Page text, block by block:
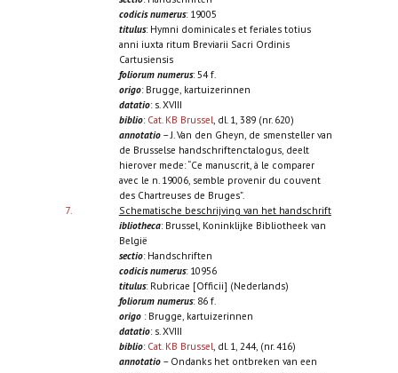
codicis numerus: 19005
titulus: Hymni dominicales et feriales totius
anni iuxta ritum Breviarii Sacri Ordinis
Cartusiensis
foliorum numerus: 54 f.
origo: Brugge, kartuizerinnen
datatio: s. XVIII
biblio: Cat. KB Brussel, dl. 1, 389 (nr. 620)
annotatio– J. Van den Gheyn, de smensteller van
de Brusselse handschriftenctalogus, deelt
hierover mede: “Ce manuscrit, à le comparer
avec le n. 19006, semble provenir du couvent
des Chartreuses de Bruges”.
7.
Schematische beschrijving van het handschrift
ibliotheca: Brussel, Koninklijke Bibliotheek van
België
sectio: Handschriften
codicis numerus: 10956
titulus: Rubricae [Officii] (Nederlands)
foliorum numerus: 86 f.
origo : Brugge, kartuizerinnen
datatio: s. XVIII
biblio: Cat. KB Brussel, dl. 1, 244, (nr. 416)
annotatio– Ondanks het ontbreken van een